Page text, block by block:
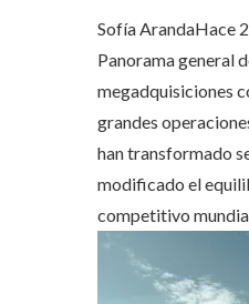
Sofía ArandaHace
Panorama general
megadquisiciones
grandes
han transformado
modificado el
competitivo